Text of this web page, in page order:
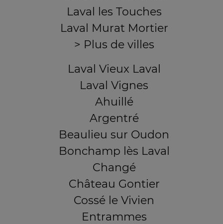
Laval les Touches
Laval Murat Mortier
> Plus de villes
Laval Vieux Laval
Laval Vignes
Ahuillé
Argentré
Beaulieu sur Oudon
Bonchamp lès Laval
Changé
Château Gontier
Cossé le Vivien
Entrammes